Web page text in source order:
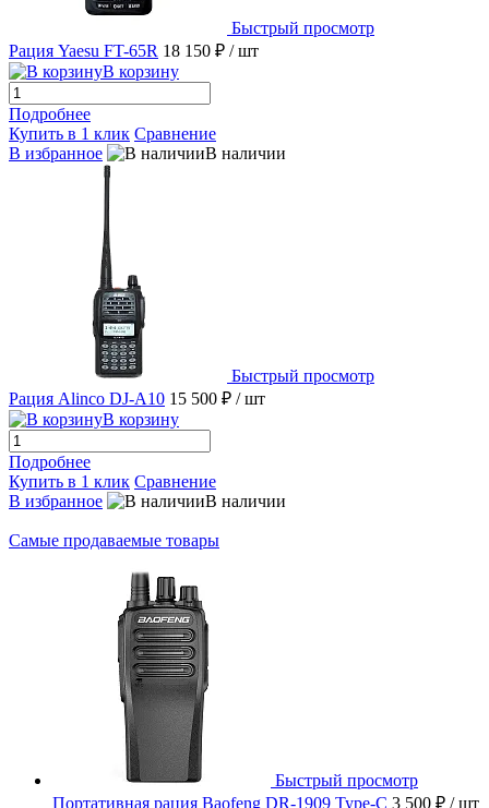
Быстрый просмотр
Рация Yaesu FT-65R 18 150 ₽ / шт
В корзину
Подробнее
Купить в 1 клик Сравнение
В избранное
В наличии
Быстрый просмотр
Рация Alinco DJ-A10 15 500 ₽ / шт
В корзину
Подробнее
Купить в 1 клик Сравнение
В избранное
В наличии
Самые продаваемые товары
Быстрый просмотр
Портативная рация Baofeng DR-1909 Type-C 3 500 ₽ / шт